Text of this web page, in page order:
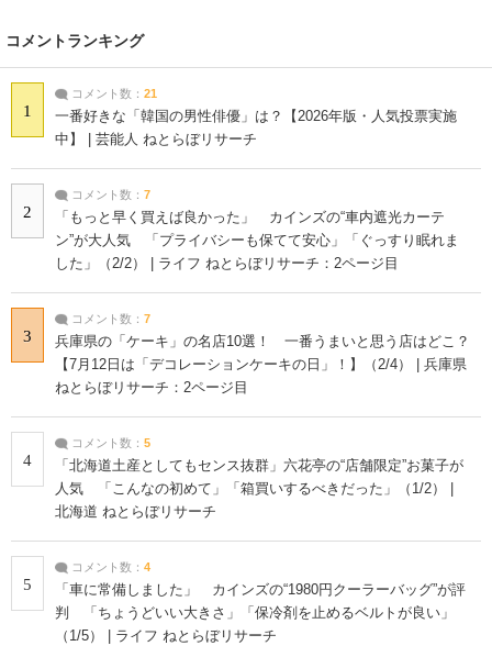
コメントランキング
1
コメント数： 21
一番好きな「韓国の男性俳優」は？【2026年版・人気投票実施
中】 | 芸能人 ねとらぼリサーチ
2
コメント数： 7
「もっと早く買えば良かった」 カインズの“車内遮光カーテ
ン”が大人気 「プライバシーも保てて安心」「ぐっすり眠れま
した」（2/2） | ライフ ねとらぼリサーチ：2ページ目
3
コメント数： 7
兵庫県の「ケーキ」の名店10選！ 一番うまいと思う店はどこ？
【7月12日は「デコレーションケーキの日」！】（2/4） | 兵庫県
ねとらぼリサーチ：2ページ目
4
コメント数： 5
「北海道土産としてもセンス抜群」六花亭の“店舗限定”お菓子が
人気 「こんなの初めて」「箱買いするべきだった」（1/2） |
北海道 ねとらぼリサーチ
5
コメント数： 4
「車に常備しました」 カインズの“1980円クーラーバッグ”が評
判 「ちょうどいい大きさ」「保冷剤を止めるベルトが良い」
（1/5） | ライフ ねとらぼリサーチ